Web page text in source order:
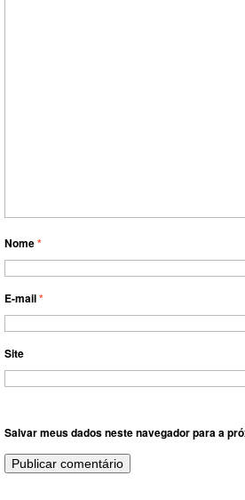
Nome*
E-mail*
Site
Salvar meus dados neste navegador para a